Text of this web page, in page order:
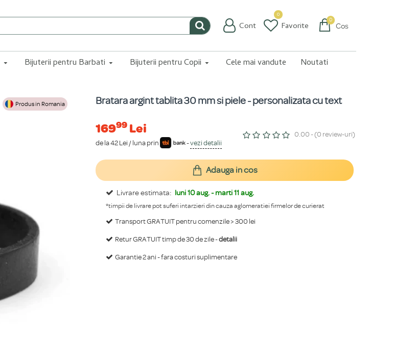
Cont Favorite
0
Coș
0
Bijuterii pentru Barbati Bijuterii pentru Copii Cele mai vandute Noutati
Produs in Romania Bratara argint tablita 30 mm si piele - personalizata cu text
16999 Lei
de la 42 Lei / luna prin -vezi detalii
0.00 - (0 review-uri)
Livrare estimata: luni 10 aug. - marti 11 aug.
*timpii de livrare pot suferi intarzieri din cauza aglomeratiei firmelor de curierat
Transport GRATUIT pentru comenzile > 300 lei
Retur GRATUIT timp de 30 de zile -detalii
Garantie 2 ani - fara costuri suplimentare
Adauga in cos